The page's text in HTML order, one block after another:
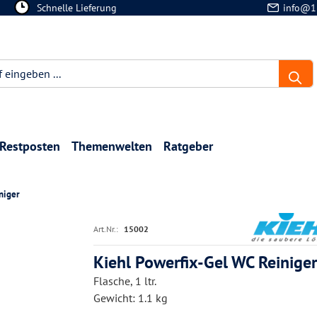
Schnelle Lieferung
Restposten Themenwelten Ratgeber
Art.Nr.: 15002
Kiehl Powerfix-Gel WC
Flasche, 1 ltr.
Gewicht: 1.1 kg